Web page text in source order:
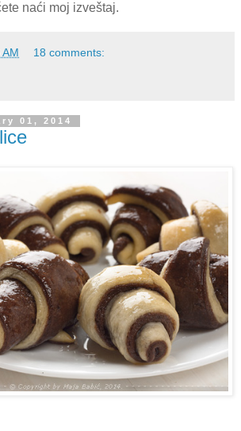
naći moj izveštaj.
18 comments:
01, 2014